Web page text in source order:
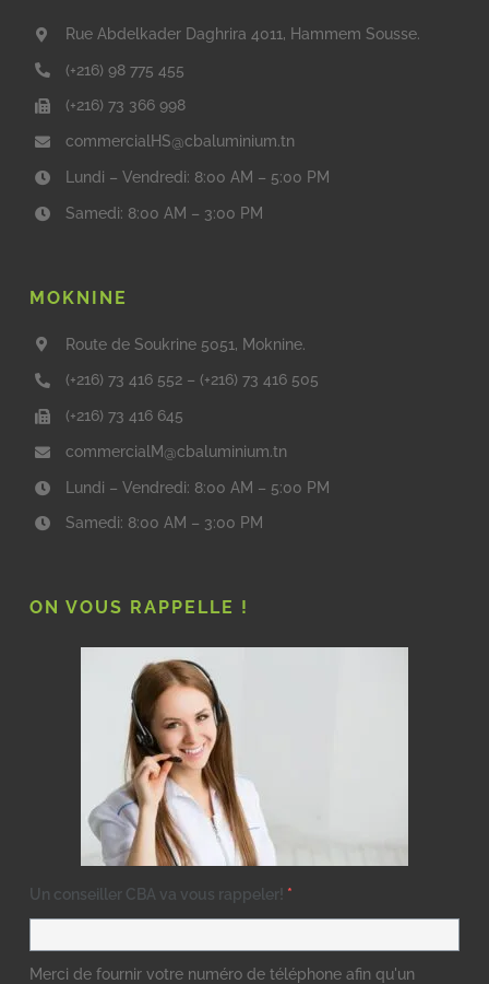
Rue Abdelkader Daghrira 4011, Hammem Sousse.
(+216) 98 775 455
(+216) 73 366 998
commercialHS@cbaluminium.tn
Lundi – Vendredi: 8:00 AM – 5:00 PM
Samedi: 8:00 AM – 3:00 PM
MOKNINE
Route de Soukrine 5051, Moknine.
(+216) 73 416 552 – (+216) 73 416 505
(+216) 73 416 645
commercialM@cbaluminium.tn
Lundi – Vendredi: 8:00 AM – 5:00 PM
Samedi: 8:00 AM – 3:00 PM
ON VOUS RAPPELLE !
Un conseiller CBA va vous rappeler! *
Merci de fournir votre numéro de téléphone afin qu'un